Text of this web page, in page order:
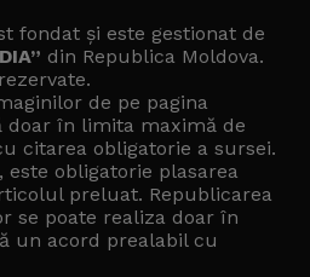
fondat și este gestionat de
din Republica Moldova.
de pe pagina
doar în limita maximă de
citarea obligatorie a sursei.
obligatorie plasarea
preluat. Republicarea
se poate realiza doar în
un acord prealabil cu